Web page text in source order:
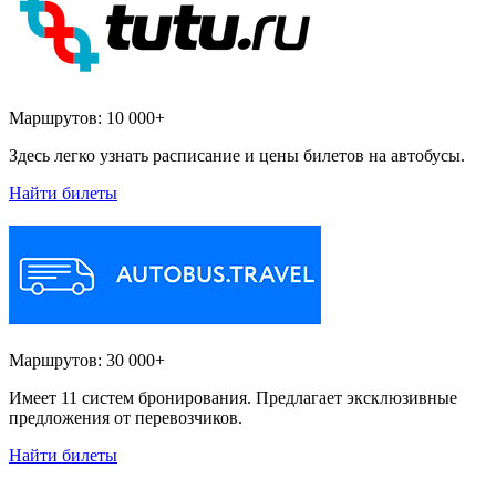
Маршрутов: 10 000+
Здесь легко узнать расписание и цены билетов на автобусы.
Найти билеты
Маршрутов: 30 000+
Имеет 11 систем бронирования. Предлагает эксклюзивные
предложения от перевозчиков.
Найти билеты